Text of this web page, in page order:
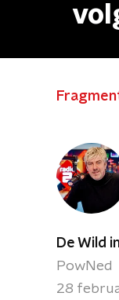
De Wild
PowNed
28